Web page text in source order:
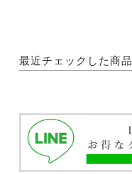
最近チェックした商品